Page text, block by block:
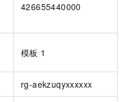
426655440000
模板 1
rg-aekzuqyxxxxxx